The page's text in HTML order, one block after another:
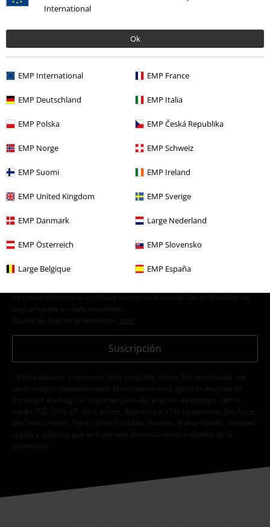
International
Ok
EMP International EMP France
EMP Deutschland EMP Italia
EMP Polska EMP Česká Republika
EMP Norge EMP Schweiz
EMP Suomi EMP Ireland
EMP United Kingdom EMP Sverige
EMP Danmark Large Nederland
EMP Österreich EMP Slovensko
Large Belgique EMP España
De start-up en el salón a ser el número 1
¡Descubre más ahora!
E-mail Newsletter
suscríbete ahora!
Doy mi consentimiento para recibir la newsletter de EMP y acepto que
E.M.P. Merchandising Handelsgesellschaft mbH procese mis datos
personales con el fin de informarme de manera personalizada y regular
sobre su oferta. El tratamiento de mis datos personales se llevará a cabo
mi consentimiento en cualquier momento haciendo clic en el enlace de
baja presente en cada newsletter.
Darme de baja de la newsletter
aquí
Suscripción
*Válido durante 4 semanas. Solo canjeable online. No combinable con
otros códigos promocionales. El descuento será aplicado después de
introducir el código en el primer paso del proceso de compra. Libros,
media (CD, DVD, LP, etc.), tickets, Rammstein, (Till) Lindemann, Die Ärzte,
Die Toten Hosen, Feine Sahne Fischfilet, Broilers, Böhse Onkelz, cheques-
regalo y artículos que incluyen una donación están excluidos de la
promoción.